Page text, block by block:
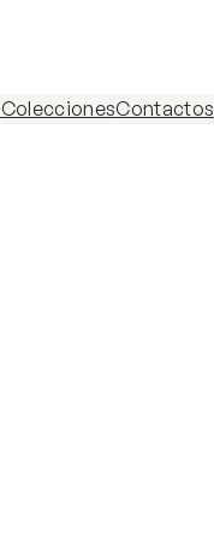
ColeccionesContactos